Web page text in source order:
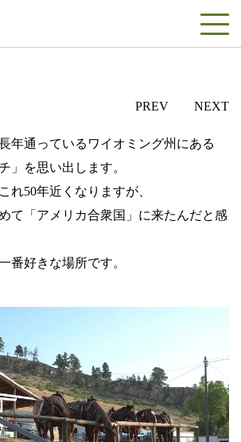
PREV NEXT
年通っているワイオミング州にある
」を思い出します。
れ50年近くなりますが、
て「アメリカ合衆国」に来たんだと感
番好きな場所です。